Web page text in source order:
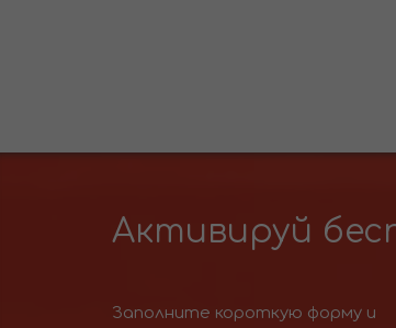
Активируй
Заполните короткую форму и